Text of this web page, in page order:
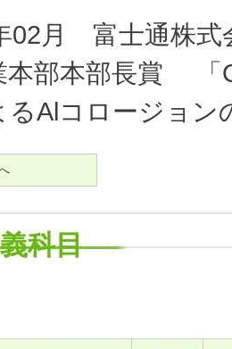
02月
富士通株式
本部本部長賞 「
るAlコロージョン
科目